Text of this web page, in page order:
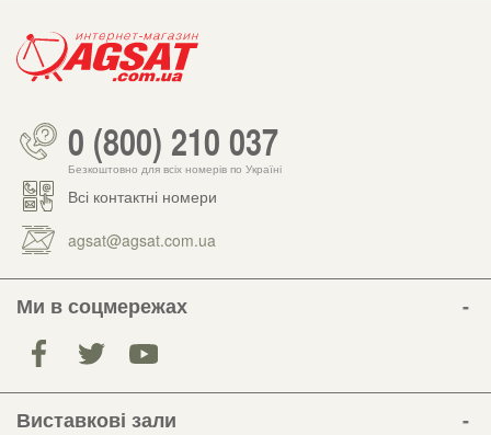
0 (800) 210 037
Безкоштовно для всіх номерів по Україні
Всі контактні номери
agsat@agsat.com.ua
Ми в соцмережах
Виставкові зали